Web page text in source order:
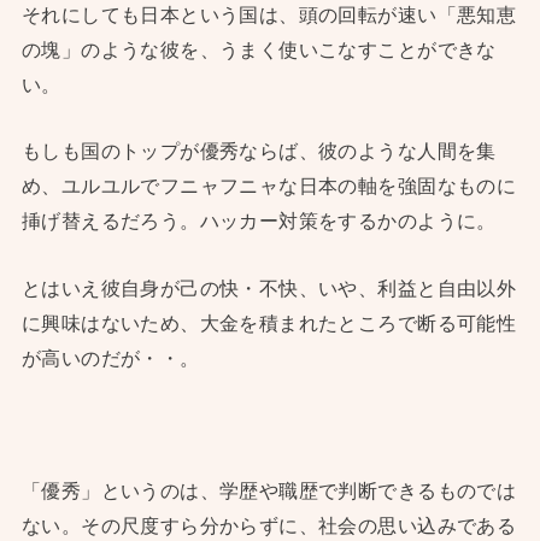
それにしても日本という国は、頭の回転が速い「悪知恵
の塊」のような彼を、うまく使いこなすことができな
い。
もしも国のトップが優秀ならば、彼のような人間を集
め、ユルユルでフニャフニャな日本の軸を強固なものに
挿げ替えるだろう。ハッカー対策をするかのように。
とはいえ彼自身が己の快・不快、いや、利益と自由以外
に興味はないため、大金を積まれたところで断る可能性
が高いのだが・・。
「優秀」というのは、学歴や職歴で判断できるものでは
ない。その尺度すら分からずに、社会の思い込みである